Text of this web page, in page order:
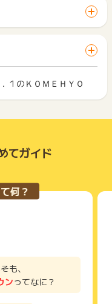
入力→入力内容の確認
→査定→査定結果連絡
み
し込みが場合月6回以
イントタウンのサポート
ついて、広告主に直接
い物が完了するまでの
移動した場合はポイン
ンを押した時とサービ
ウザが異なる場合はポ
される場合は、毎回
てポイントGET 」ボ
不可のサービス・お買
されたことがある場合
ていただくことを推奨
獲得条件を必ずよくお
につき10円単位の金額
切り捨てとなり、ポイ
ント獲得の対象には含
場合、ポイントが無効
獲得条件、キャンペー
ではなく、代理店が行
っておりポイントが獲
。
１のＫＯＭＥＨＹＯ
てガイド
何？
も、
ンってなに？